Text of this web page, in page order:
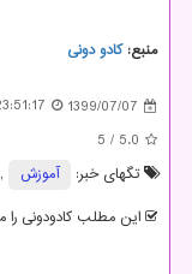
منبع:كادو دونی
1399/07/07
5.0
/ 5
تگهای خبر:
آموزش ,
این مطلب کادودونی